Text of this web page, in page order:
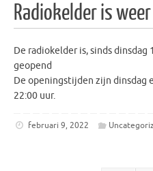
Radiokelder is
De radiokelder is, sinds
geopend
De openingstijden zijn dinsdag
22:00 uur.
februari 9, 2022